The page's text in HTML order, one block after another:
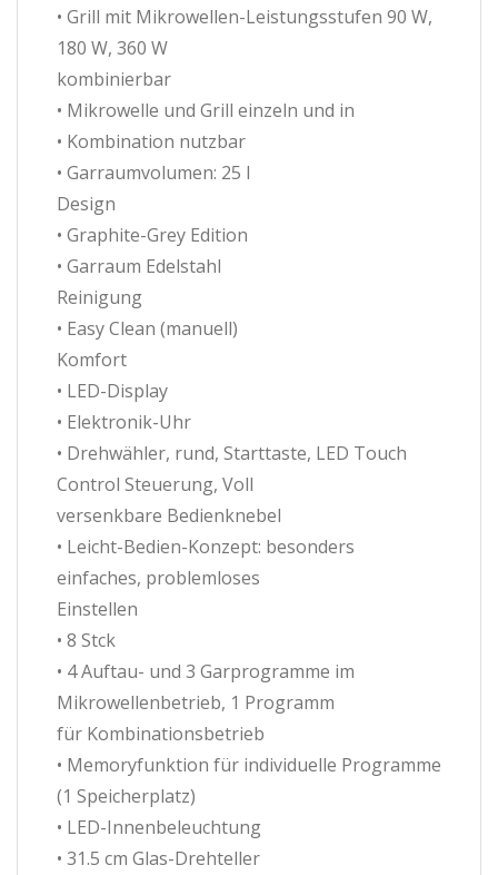
• Grill mit Mikrowellen-Leistungsstufen 90 W,
180 W, 360 W
kombinierbar
• Mikrowelle und Grill einzeln und in
• Kombination nutzbar
• Garraumvolumen: 25 l
Design
• Graphite-Grey Edition
• Garraum Edelstahl
Reinigung
• Easy Clean (manuell)
Komfort
• LED-Display
• Elektronik-Uhr
• Drehwähler, rund, Starttaste, LED Touch
Control Steuerung, Voll
versenkbare Bedienknebel
• Leicht-Bedien-Konzept: besonders
einfaches, problemloses
Einstellen
• 8 Stck
• 4 Auftau- und 3 Garprogramme im
Mikrowellenbetrieb, 1 Programm
für Kombinationsbetrieb
• Memoryfunktion für individuelle Programme
(1 Speicherplatz)
• LED-Innenbeleuchtung
• 31.5 cm Glas-Drehteller